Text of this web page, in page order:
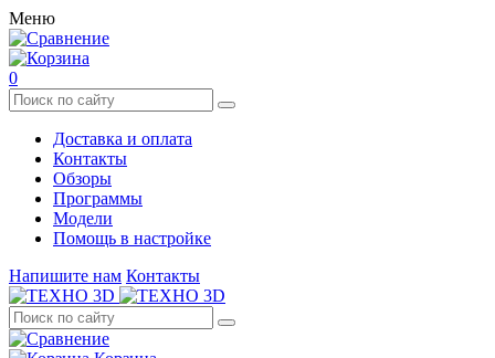
Меню
0
Доставка и оплата
Контакты
Обзоры
Программы
Модели
Помощь в настройке
Напишите нам Контакты